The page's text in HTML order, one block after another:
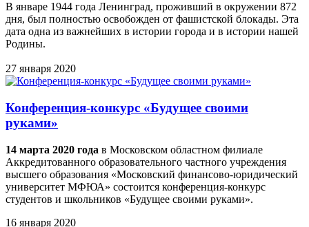
В январе 1944 года Ленинград, проживший в окружении 872
дня, был полностью освобожден от фашистской блокады. Эта
дата одна из важнейших в истории города и в истории нашей
Родины.
27 января 2020
Конференция-конкурс «Будущее своими
руками»
14 марта 2020 года в Московском областном филиале
Аккредитованного образовательного частного учреждения
высшего образования «Московский финансово-юридический
университет МФЮА» состоится конференция-конкурс
студентов и школьников «Будущее своими руками».
16 января 2020